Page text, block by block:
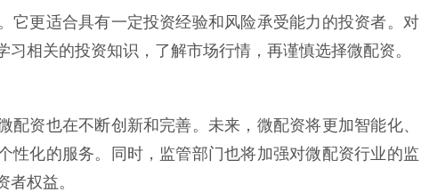
它更适合具有一定投资经验和风险承受能力的投资者。对
相关的投资知识，了解市场行情，再谨慎选择微配资。
配资也在不断创新和完善。未来，微配资将更加智能化、
性化的服务。同时，监管部门也将加强对微配资行业的监
权益。